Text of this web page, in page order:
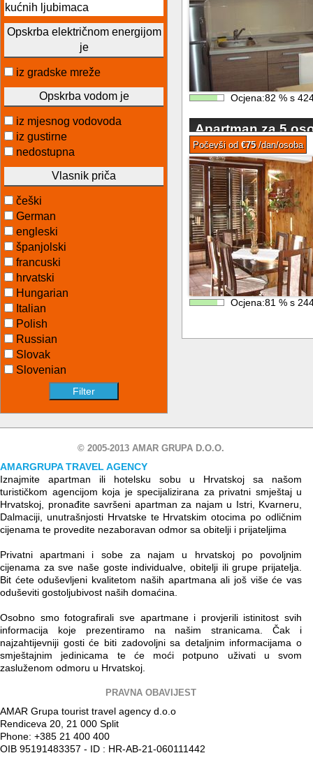
kućnih ljubimaca
Opskrba električnom energijom
je
iz gradske mreže
Opskrba vodom je
iz mjesnog vodovoda
iz gustirne
nedostupna
Vlasnik priča
češki
German
engleski
španjolski
francuski
hrvatski
Hungarian
Italian
Polish
Russian
Slovak
Slovenian
Ocjena:82 % s
Apartman za 5
Počevši od €75/dan/osoba
Ocjena:81 % s
© 2005-2013 AMAR GRUPA D.O.O.
AMARGRUPA TRAVEL AGENCY
Iznajmite apartman ili hotelsku sobu u Hrvatskoj sa našom
turističkom agencijom koja je specijalizirana za privatni smještaj u
Hrvatskoj, pronađite savršeni apartman za najam u Istri, Kvarneru,
Dalmaciji, unutrašnjosti Hrvatske te Hrvatskim otocima po odličnim
cijenama te provedite nezaboravan odmor sa obitelji i prijateljima
Privatni apartmani i sobe za najam u hrvatskoj po povoljnim
cijenama za sve naše goste individualve, obitelji ili grupe prijatelja.
Bit ćete oduševljeni kvalitetom naših apartmana ali još više će vas
oduševiti gostoljubivost naših domaćina.
Osobno smo fotografirali sve apartmane i provjerili istinitost svih
informacija koje prezentiramo na našim stranicama. Čak i
najzahtijevniji gosti će biti zadovoljni sa detaljnim informacijama o
smještajnim jedinicama te će moći potpuno uživati u svom
zasluženom odmoru u Hrvatskoj.
PRAVNA OBAVIJEST
AMAR Grupa tourist travel agency d.o.o
Rendiceva 20, 21 000 Split
Phone: +385 21 400 400
OIB 95191483357 - ID : HR-AB-21-060111442